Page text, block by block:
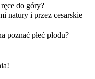
do góry?
natury i przez cesarskie
płeć płodu?